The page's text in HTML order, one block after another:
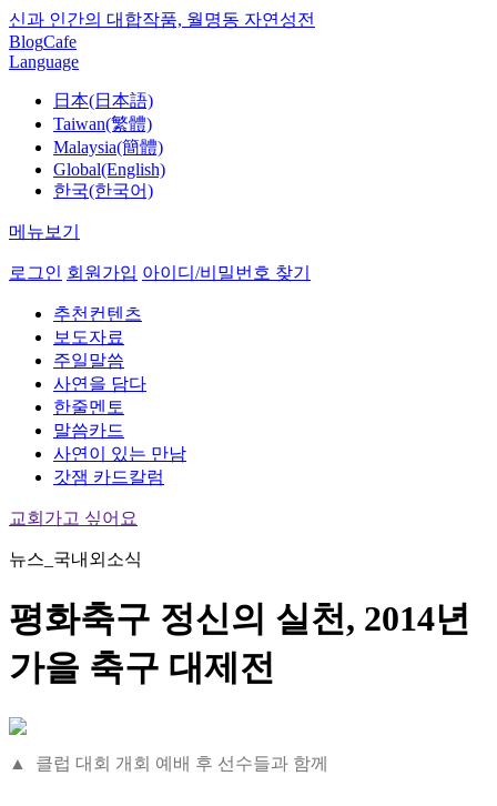
신과 인간의 대합작품, 월명동 자연성전
BlogCafe
Language
日本(日本語)
Taiwan(繁體)
Malaysia(簡體)
Global(English)
한국(한국어)
메뉴보기
로그인 회원가입 아이디/비밀번호 찾기
추천컨텐츠
보도자료
주일말씀
사연을 담다
한줄멘토
말씀카드
사연이 있는 만남
갓잼 카드칼럼
교회가고 싶어요
뉴스_국내외소식
평화축구 정신의 실천, 2014년
가을 축구 대제전
▲ 클럽 대회 개회 예배 후 선수들과 함께